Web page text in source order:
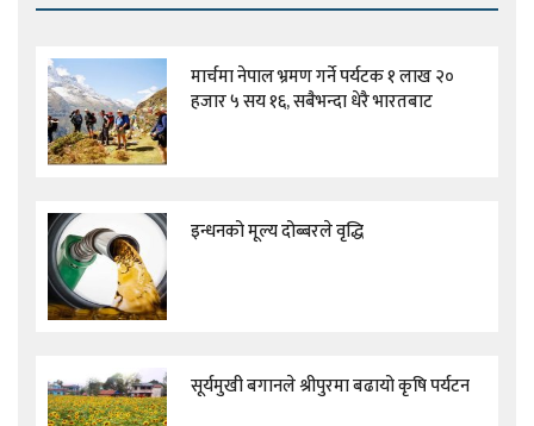
मार्चमा नेपाल भ्रमण गर्ने पर्यटक १ लाख २०
हजार ५ सय १६, सबैभन्दा धेरै भारतबाट
इन्धनको मूल्य दोब्बरले वृद्धि
सूर्यमुखी बगानले श्रीपुरमा बढायो कृषि पर्यटन